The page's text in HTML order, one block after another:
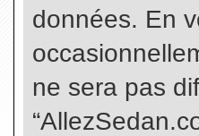
données. En
ne sera pas